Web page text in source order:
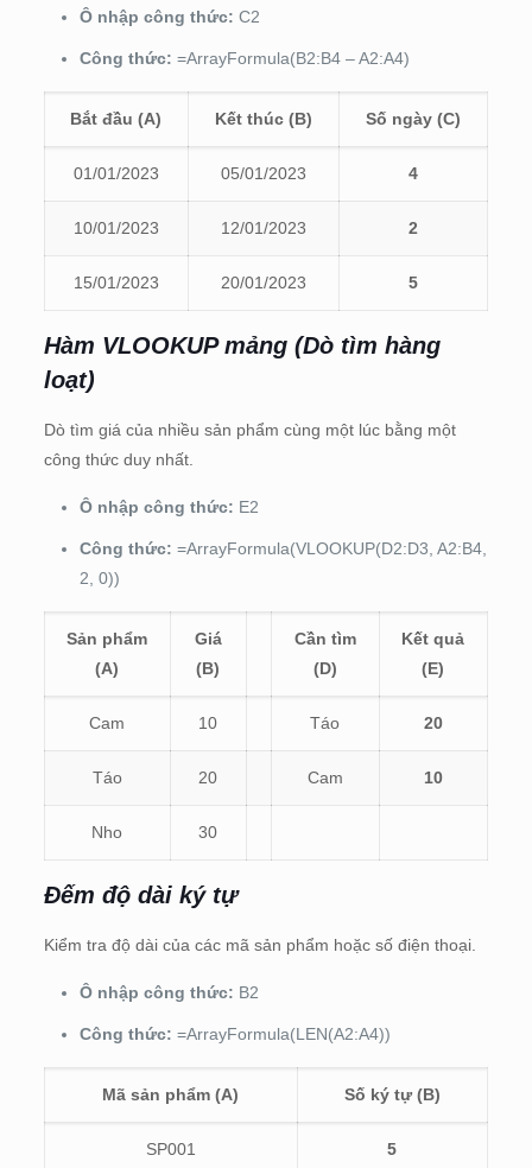
Ô nhập công thức: C2
Công thức: =ArrayFormula(B2:B4 – A2:A4)
Bắt đầu (A) Kết thúc (B) Số ngày (C)
01/01/2023 05/01/2023 4
10/01/2023 12/01/2023 2
15/01/2023 20/01/2023 5
Hàm VLOOKUP mảng (Dò tìm hàng
loạt)
Dò tìm giá của nhiều sản phẩm cùng một lúc bằng một
công thức duy nhất.
Ô nhập công thức: E2
Công thức: =ArrayFormula(VLOOKUP(D2:D3, A2:B4,
2, 0))
Sản phẩm
(A)
Giá
(B)
Cần tìm
(D)
Kết quả
(E)
Cam 10 Táo 20
Táo 20 Cam 10
Nho 30
Đếm độ dài ký tự
Kiểm tra độ dài của các mã sản phẩm hoặc số điện thoại.
Ô nhập công thức: B2
Công thức: =ArrayFormula(LEN(A2:A4))
Mã sản phẩm (A) Số ký tự (B)
SP001 5